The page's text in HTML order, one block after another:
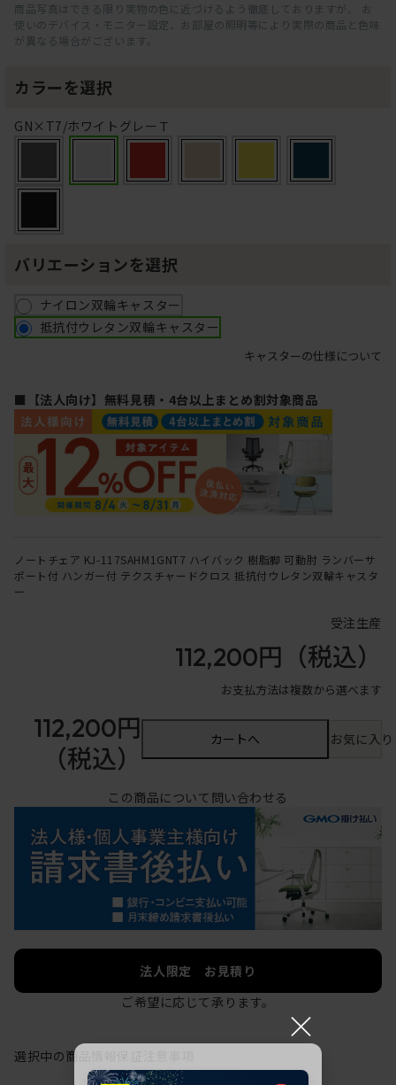
商品写真はできる限り実物の色に近づけるよう徹底しておりますが、 お
使いのデバイス・モニター設定、お部屋の照明等により実際の商品と色味
が異なる場合がございます。
カラーを選択
GN×T7/ホワイトグレーＴ
バリエーションを選択
ナイロン双輪キャスター
抵抗付ウレタン双輪キャスター
キャスターの仕様について
■【法人向け】無料見積・4台以上まとめ割対象商品
ノートチェア KJ-117SAHM1GNT7 ハイバック 樹脂脚 可動肘 ランバーサ
ポート付 ハンガー付 テクスチャードクロス 抵抗付ウレタン双輪キャスタ
ー
受注生産
112,200円 （税込）
お支払方法は複数から選べます
112,200円
（税込）
カートへ お気に入
この商品について問い合わせる
法人限定 お見積り
ご希望に応じて承ります。
選択中の商品情報
×